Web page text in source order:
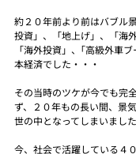
約２０年前より前はバブル
投資」、「地上げ」、「海
「海外投資」、｢高級外車
本経済でした・・・
その当時のツケが今でも完
ず、２０年もの長い間、景
世の中となってしまいました
今、社会で活躍している４